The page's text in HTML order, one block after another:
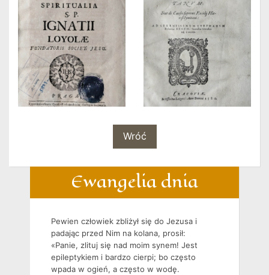
Wróć
Ewangelia dnia
Pewien człowiek zbliżył się do Jezusa i
padając przed Nim na kolana, prosił:
«Panie, zlituj się nad moim synem! Jest
epileptykiem i bardzo cierpi; bo często
wpada w ogień, a często w wodę.